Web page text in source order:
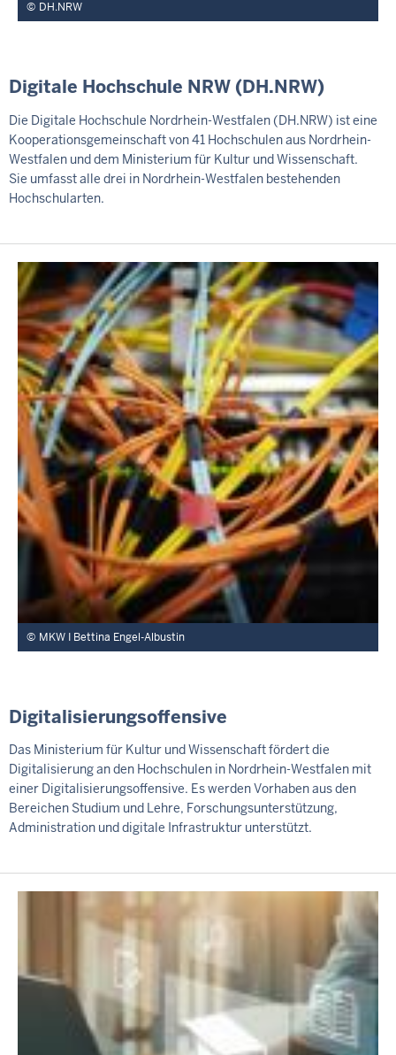
DH.NRW
Digitale Hochschule NRW (DH.NRW)
Die Digitale Hochschule Nordrhein-Westfalen (DH.NRW) ist eine
Kooperationsgemeinschaft von 41 Hochschulen aus Nordrhein-
Westfalen und dem Ministerium für Kultur und Wissenschaft.
Sie umfasst alle drei in Nordrhein-Westfalen bestehenden
Hochschularten.
MKW I Bettina Engel-Albustin
Digitalisierungsoffensive
Das Ministerium für Kultur und Wissenschaft fördert die
Digitalisierung an den Hochschulen in Nordrhein-Westfalen mit
einer Digitalisierungsoffensive. Es werden Vorhaben aus den
Bereichen Studium und Lehre, Forschungsunterstützung,
Administration und digitale Infrastruktur unterstützt.